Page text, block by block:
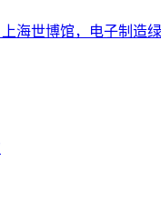
海世博馆，电子制造